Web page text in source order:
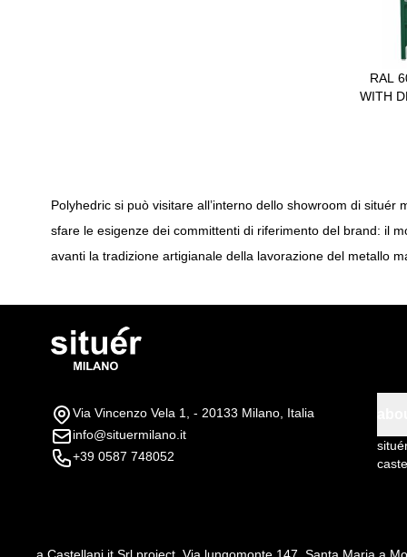
RAL
WITH
Polyhedric si può visitare all’interno dello showroom di
sfare le esigenze dei committenti di riferimento del brand: il
avanti la tradizione artigianale della lavorazione del metallo
Via Vincenzo Vela 1, - 20133 Milano, Italia
info@situermilano.it
+39 0587 748052